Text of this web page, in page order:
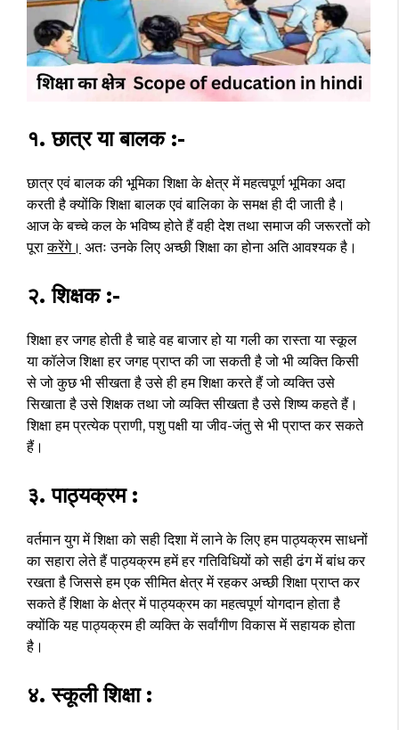
१. छात्र या बालक :-
छात्र एवं बालक की भूमिका शिक्षा के क्षेत्र में महत्वपूर्ण भूमिका अदा
करती है क्योंकि शिक्षा बालक एवं बालिका के समक्ष ही दी जाती है।
आज के बच्चे कल के भविष्य होते हैं वही देश तथा समाज की जरूरतों को
पूराकरेंगे। अतः उनके लिए अच्छी शिक्षा का होना अति आवश्यक है।
२. शिक्षक :-
शिक्षा हर जगह होती है चाहे वह बाजार हो या गली का रास्ता या स्कूल
या कॉलेज शिक्षा हर जगह प्राप्त की जा सकती है जो भी व्यक्ति किसी
से जो कुछ भी सीखता है उसे ही हम शिक्षा करते हैं जो व्यक्ति उसे
सिखाता है उसे शिक्षक तथा जो व्यक्ति सीखता है उसे शिष्य कहते हैं।
शिक्षा हम प्रत्येक प्राणी, पशु पक्षी या जीव-जंतु से भी प्राप्त कर सकते
हैं।
३. पाठ्यक्रम :
वर्तमान युग में शिक्षा को सही दिशा में लाने के लिए हम पाठ्यक्रम साधनों
का सहारा लेते हैं पाठ्यक्रम हमें हर गतिविधियों को सही ढंग में बांध कर
रखता है जिससे हम एक सीमित क्षेत्र में रहकर अच्छी शिक्षा प्राप्त कर
सकते हैं शिक्षा के क्षेत्र में पाठ्यक्रम का महत्वपूर्ण योगदान होता है
क्योंकि यह पाठ्यक्रम ही व्यक्ति के सर्वांगीण विकास में सहायक होता
है।
४. स्कूली शिक्षा :